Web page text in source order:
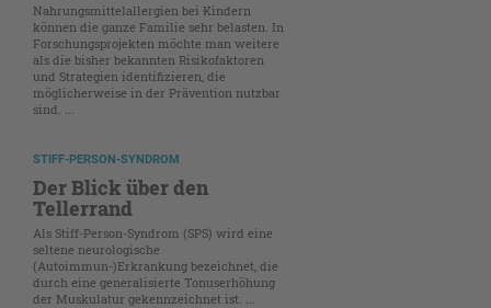
Nahrungsmittelallergien bei Kindern
können die ganze Familie sehr belasten. In
Forschungsprojekten möchte man weitere
als die bisher bekannten Risikofaktoren
und Strategien identifizieren, die
möglicherweise in der Prävention nutzbar
sind. ...
STIFF-PERSON-SYNDROM
Der Blick über den
Tellerrand
Als Stiff-Person-Syndrom (SPS) wird eine
seltene neurologische
(Autoimmun-)Erkrankung bezeichnet, die
durch eine generalisierte Tonuserhöhung
der Muskulatur gekennzeichnet ist. ...